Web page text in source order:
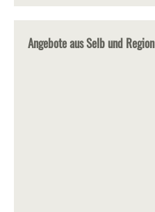
Angebote aus Selb und Region